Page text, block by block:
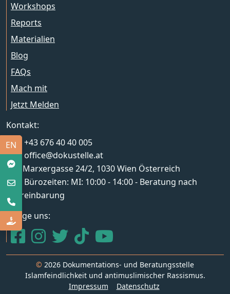
Workshops
Reports
Materialien
Blog
FAQs
Mach mit
Jetzt Melden
Kontakt:
+43 676 40 40 005
office@dokustelle.at
Marxergasse 24/2, 1030 Wien Österreich
Bürozeiten: MI: 10:00 - 14:00 - Beratung nach
Vereinbarung
Folge uns:
Zur facebook Seite
Zur instagram Seite
Zur Twitter Seite
Zur Tiktok Seite
© 2026 Dokumentations- und Beratungsstelle
Islamfeindlichkeit und antimuslimischer Rassismus.
Impressum
Datenschutz
EN English